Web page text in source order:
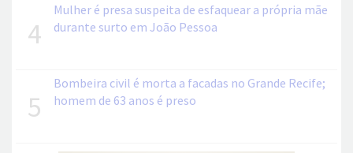
4
Mulher é presa suspeita de esfaquear a própria mãe
durante surto em João Pessoa
5
Bombeira civil é morta a facadas no Grande Recife;
homem de 63 anos é preso